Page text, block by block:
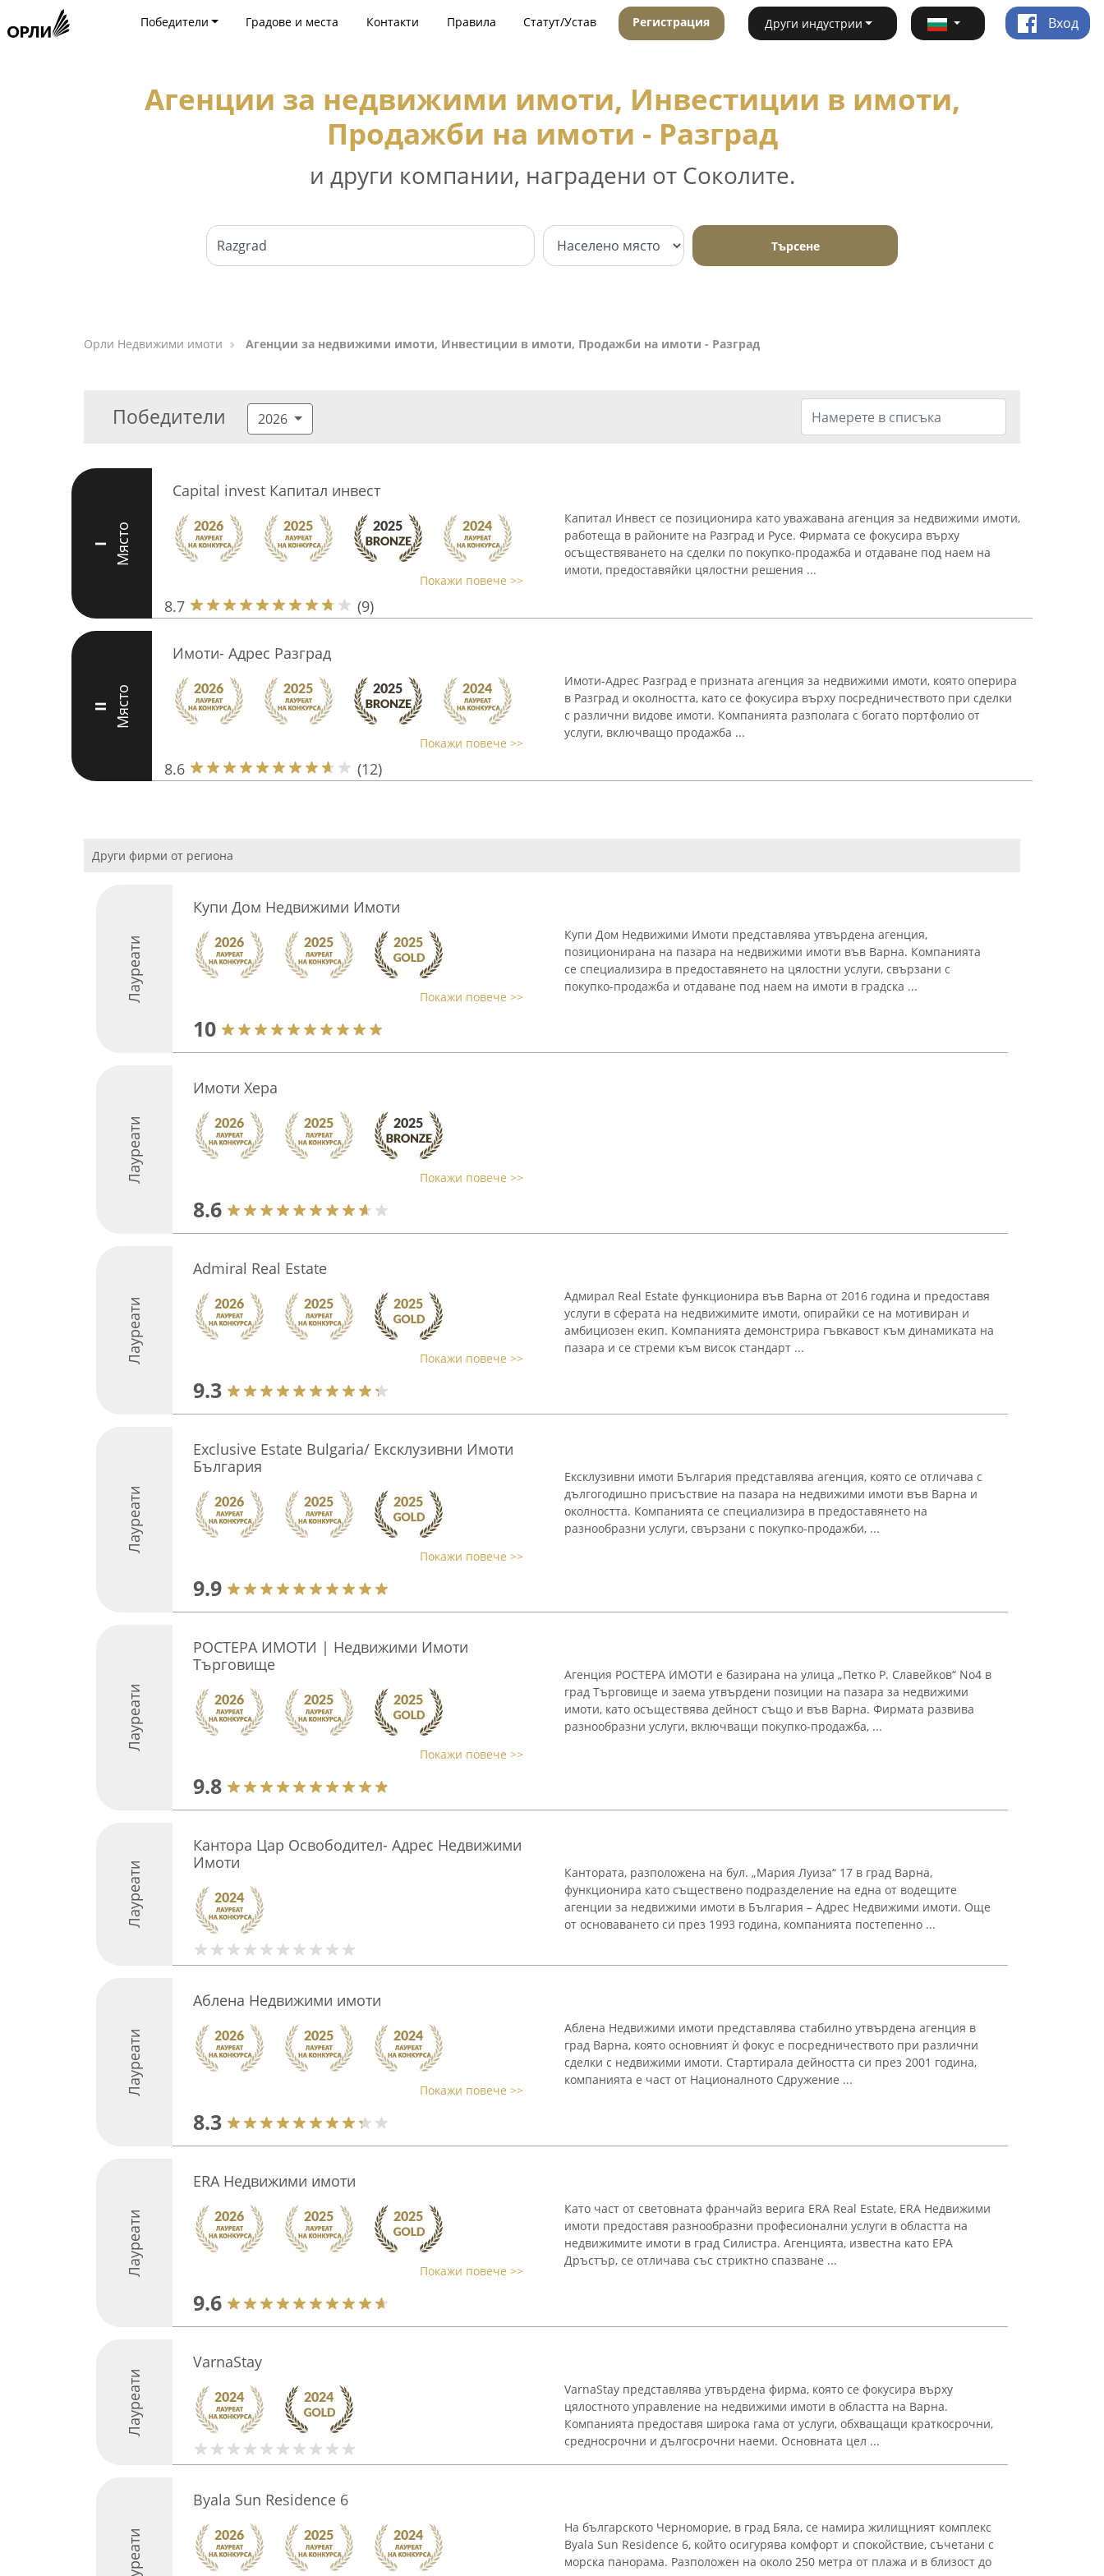
Победители Градове и места Контакти Правила Статут/Устав Регистрация Други индустрии Вход
Агенции за недвижими имоти, Инвестиции в имоти,
Продажби на имоти - Разград
и други компании, наградени от Соколите.
Търсене
Орли Недвижими имоти Агенции за недвижими имоти, Инвестиции в имоти, Продажби на имоти - Разград
Победители 2026
I Място
Capital invest Капитал инвест
Покажи повече >>
8.7 (9)
Капитал Инвест се позиционира като уважавана агенция за недвижими имоти,
работеща в районите на Разград и Русе. Фирмата се фокусира върху
осъществяването на сделки по покупко-продажба и отдаване под наем на
имоти, предоставяйки цялостни решения ...
II Място
Имоти- Адрес Разград
Покажи повече >>
8.6 (12)
Имоти-Адрес Разград е признатa агенция за недвижими имоти, която оперира
в Разград и околността, като се фокусира върху посредничеството при сделки
с различни видове имоти. Компанията разполага с богато портфолио от
услуги, включващо продажба ...
Други фирми от региона
Лауреати
Купи Дом Недвижими Имоти
Покажи повече >>
10
Купи Дом Недвижими Имоти представлява утвърдена агенция,
позиционирана на пазара на недвижими имоти във Варна. Компанията
се специализира в предоставянето на цялостни услуги, свързани с
покупко-продажба и отдаване под наем на имоти в градска ...
Лауреати
Имоти Хера
Покажи повече >>
8.6
Лауреати
Admiral Real Estate
Покажи повече >>
9.3
Адмирал Real Estate функционира във Варна от 2016 година и предоставя
услуги в сферата на недвижимите имоти, опирайки се на мотивиран и
амбициозен екип. Компанията демонстрира гъвкавост към динамиката на
пазара и се стреми към висок стандарт ...
Лауреати
Exclusive Estate Bulgaria/ Ексклузивни Имоти
България
Покажи повече >>
9.9
Ексклузивни имоти България представлява агенция, която се отличава с
дългогодишно присъствие на пазара на недвижими имоти във Варна и
околността. Компанията се специализира в предоставянето на
разнообразни услуги, свързани с покупко-продажби, ...
Лауреати
РОСТЕРА ИМОТИ | Недвижими Имоти
Търговище
Покажи повече >>
9.8
Агенция РОСТЕРА ИМОТИ е базирана на улица „Петко Р. Славейков“ No4 в
град Търговище и заема утвърдени позиции на пазара за недвижими
имоти, като осъществява дейност също и във Варна. Фирмата развива
разнообразни услуги, включващи покупко-продажба, ...
Лауреати
Кантора Цар Освободител- Адрес Недвижими
Имоти
Кантората, разположена на бул. „Мария Луиза“ 17 в град Варна,
функционира като съществено подразделение на една от водещите
агенции за недвижими имоти в България – Адрес Недвижими имоти. Още
от основаването си през 1993 година, компанията постепенно ...
Лауреати
Аблена Недвижими имоти
Покажи повече >>
8.3
Аблена Недвижими имоти представлява стабилно утвърдена агенция в
град Варна, която основният ѝ фокус е посредничеството при различни
сделки с недвижими имоти. Стартирала дейността си през 2001 година,
компанията е част от Националното Сдружение ...
Лауреати
ERA Недвижими имоти
Покажи повече >>
9.6
Като част от световната франчайз верига ERA Real Estate, ERA Недвижими
имоти предоставя разнообразни професионални услуги в областта на
недвижимите имоти в град Силистра. Агенцията, известна като ЕРА
Дръстър, се отличава със стриктно спазване ...
Лауреати
VarnaStay
VarnaStay представлява утвърдена фирма, която се фокусира върху
цялостното управление на недвижими имоти в областта на Варна.
Компанията предоставя широка гама от услуги, обхващащи краткосрочни,
средносрочни и дългосрочни наеми. Основната цел ...
Лауреати
Byala Sun Residence 6
На българското Черноморие, в град Бяла, се намира жилищният комплекс
Byala Sun Residence 6, който осигурява комфорт и спокойствие, съчетани с
морска панорама. Разположен на около 250 метра от плажа и в близост до